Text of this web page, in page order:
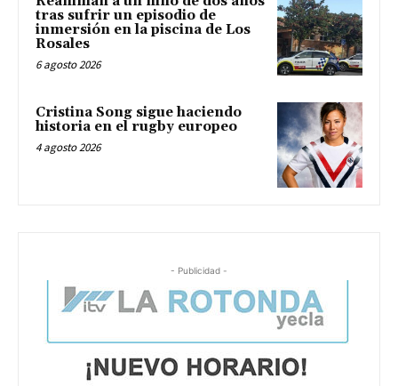
tras sufrir un episodio de
inmersión en la piscina de Los
Rosales
6 agosto 2026
Cristina Song sigue haciendo
historia en el rugby europeo
4 agosto 2026
- Publicidad -